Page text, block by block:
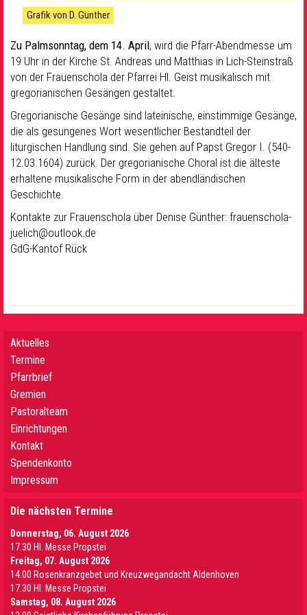
Grafik von D. Günther
Zu Palmsonntag, dem 14. April, wird die Pfarr-Abendmesse um
19 Uhr in der Kirche St. Andreas und Matthias in Lich-Steinstraß
von der Frauenschola der Pfarrei Hl. Geist musikalisch mit
gregorianischen Gesängen gestaltet.
Gregorianische Gesänge sind lateinische, einstimmige Gesänge,
die als gesungenes Wort wesentlicher Bestandteil der
liturgischen Handlung sind. Sie gehen auf Papst Gregor I. (540-
12.03.1604) zurück. Der gregorianische Choral ist die älteste
erhaltene musikalische Form in der abendländischen
Geschichte.
Kontakte zur Frauenschola über Denise Günther: frauenschola-
juelich@outlook.de
GdG-Kantof Rück
Aktuelles
Termine
Pfarrbrief
Gremien
Pastoralteam
Einrichtungen
Kontakt
Spendenkonto
Impressum
Die nächsten Termine
Donnerstag, 06. August 2026
17.30 Hl. Messe Propstei
Freitag, 07. August 2026
14.00 Rosenkranzgebet und Kreuzwegandacht Aldenhoven
17.30 Hl. Messe Propstei
Samstag, 08. August 2026